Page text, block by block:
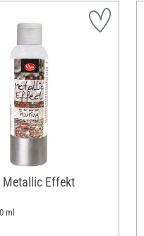
Metallic Effekt
ml